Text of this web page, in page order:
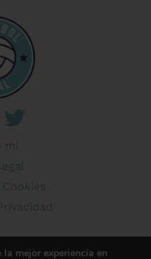
mí
mejor experiencia en